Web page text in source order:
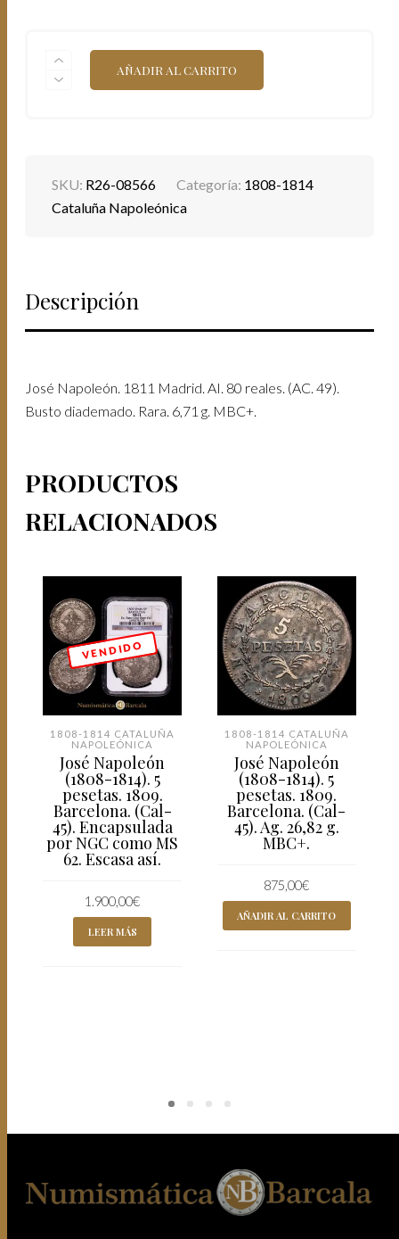
JOSÉ
NAPOLEÓN.
49).
BUSTO
DIADEMADO.
CANTIDAD
AÑADIR AL CARRITO
SKU: R26-08566 Categoría: 1808-1814
Cataluña Napoleónica
Descripción
José Napoleón. 1811 Madrid. AI. 80 reales. (AC. 49).
Busto diademado. Rara. 6,71 g. MBC+.
PRODUCTOS
RELACIONADOS
V E N D I D O
1808-1814 CATALUÑA
NAPOLEÓNICA
José Napoleón
(1808-1814). 5
pesetas. 1809.
Barcelona. (Cal-
45). Encapsulada
por NGC como MS
62. Escasa así.
1.900,00€
LEER MÁS
1808-1814 CATALUÑA
NAPOLEÓNICA
José Napoleón
(1808-1814). 5
pesetas. 1809.
Barcelona. (Cal-
45). Ag. 26,82 g.
MBC+.
875,00€
AÑADIR AL CARRITO